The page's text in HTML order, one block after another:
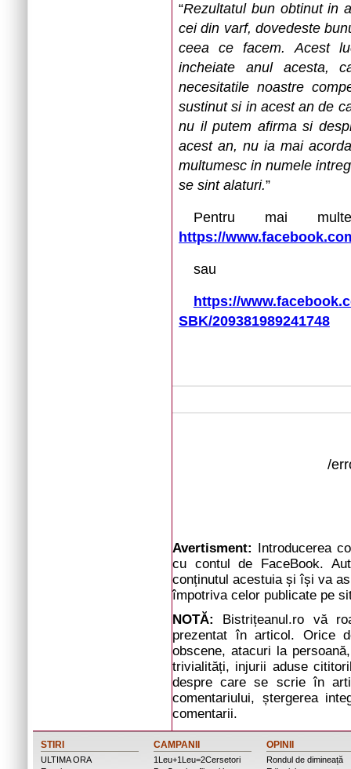
“Rezultatul bun obtinut in
cei din varf, dovedeste
ceea ce facem. Acest
incheiate anul acesta,
necesitatile noastre
sustinut si in acest an de
nu il putem afirma si
acest an, nu ia mai
multumesc in numele
se sint alaturi.”
Pentru mai
https://
sau
https://
SBK/209381989241748
/
Avertisment: Introducerea
cu contul de FaceBook.
conținutul acestuia și își va
împotriva celor publicate pe
NOTĂ: Bistrițeanul.ro vă
prezentat în articol. Orice
obscene, atacuri la
trivialități, injurii aduse
despre care se scrie în
comentariului, ștergerea
comentarii.
STIRI
ULTIMA ORA
CAMPANII
1Leu+1Leu=2Cersetori
OPINII
Rondul de dimineață